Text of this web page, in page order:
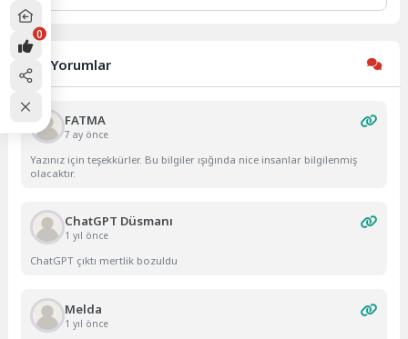
Son Yorumlar
FATMA
7 ay önce
Yazınız için teşekkürler. Bu bilgiler ışığında nice insanlar bilgilenmiş
olacaktır.
ChatGPT Düsmanı
1 yıl önce
ChatGPT çıktı mertlik bozuldu
Melda
1 yıl önce
0